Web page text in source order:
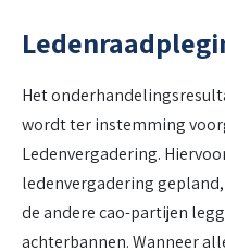
Het
wordt ter instemming
Ledenvergadering.
ledenvergadering
de andere cao-partijen
achterbannen. Wanneer